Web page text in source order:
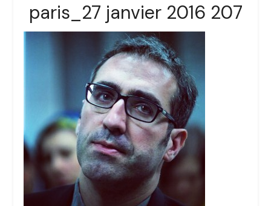
paris_27 janvier 2016 207